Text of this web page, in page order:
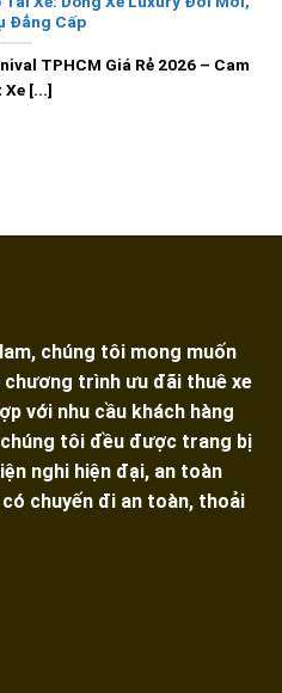
Đẳng Cấp
TPHCM Giá Rẻ 2026 – Cam
Xe [...]
chúng tôi mong muốn
chương trình ưu đãi thuê xe
với nhu cầu khách hàng
tôi đều được trang bị
nghi hiện đại, an toàn
chuyến đi an toàn, thoải